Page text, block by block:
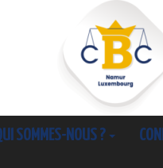
SOMMES-NOUS ?